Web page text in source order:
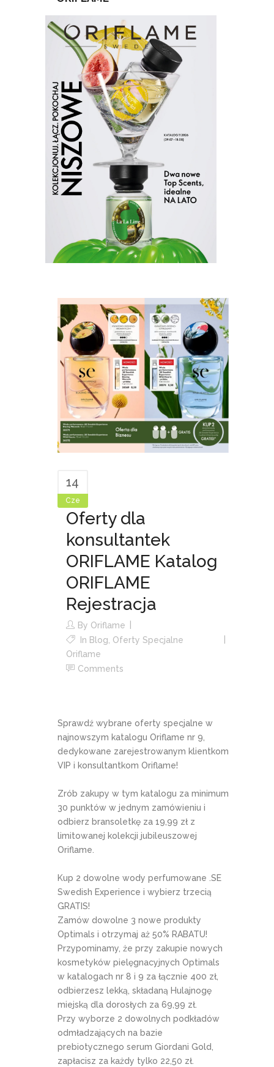
14
Cze
Oferty dla
konsultantek
ORIFLAME Katalog
ORIFLAME
Rejestracja
By Oriflame
In Blog Oferty Specjalne
Oriflame
Comments
Sprawdź wybrane oferty specjalne w
najnowszym katalogu Oriflame nr 9,
dedykowane zarejestrowanym klientkom
VIP i konsultantkom Oriflame!
Zrób zakupy w tym katalogu za minimum
30 punktów w jednym zamówieniu i
odbierz bransoletkę za 19,99 zł z
limitowanej kolekcji jubileuszowej
Oriflame.
Kup 2 dowolne wody perfumowane .SE
Swedish Experience i wybierz trzecią
GRATIS!
Zamów dowolne 3 nowe produkty
Optimals i otrzymaj aż 50% RABATU!
Przypominamy, że przy zakupie nowych
kosmetyków pielęgnacyjnych Optimals
w katalogach nr 8 i 9 za łącznie 400 zł,
odbierzesz lekką, składaną Hulajnogę
miejską dla dorosłych za 69,99 zł.
Przy wyborze 2 dowolnych podkładów
odmładzających na bazie
prebiotycznego serum Giordani Gold,
zapłacisz za każdy tylko 22,50 zł.